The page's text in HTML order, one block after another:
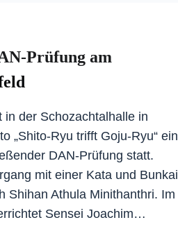
Prüfung am
in der Schozachtalhalle in
„Shito-Ryu trifft Goju-Ryu“ ein
DAN-Prüfung statt.
mit einer Kata und Bunkai
Shihan Athula Minithanthri. Im
Sensei Joachim…